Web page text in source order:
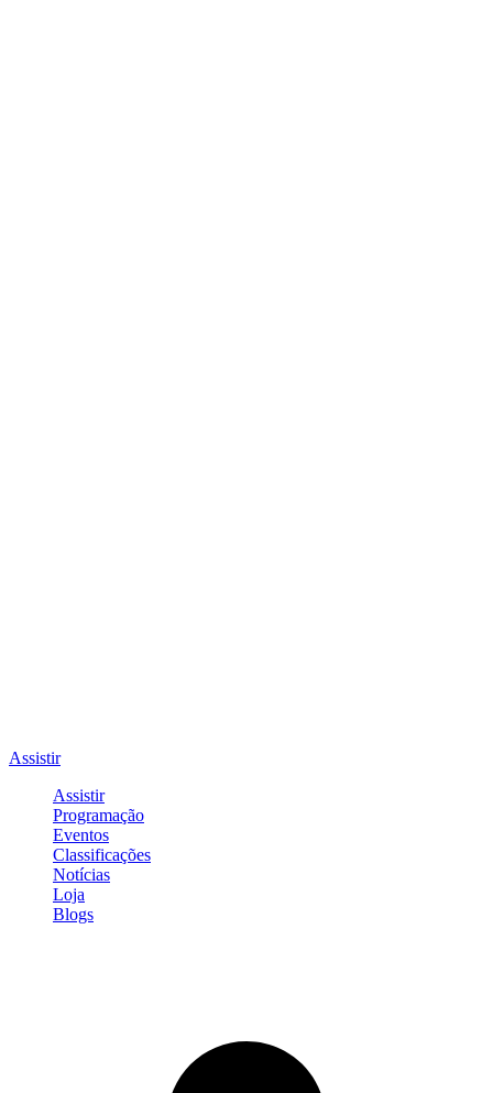
Assistir
Assistir
Programação
Eventos
Classificações
Notícias
Loja
Blogs